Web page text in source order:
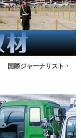
国際ジャーナリスト・